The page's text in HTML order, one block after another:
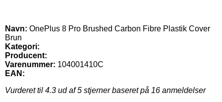
Navn: OnePlus 8 Pro Brushed Carbon Fibre Plastik Cover
Brun
Kategori:
Producent:
Varenummer: 104001410C
EAN:
Vurderet til 4.3 ud af 5 stjerner baseret på 16 anmeldelser